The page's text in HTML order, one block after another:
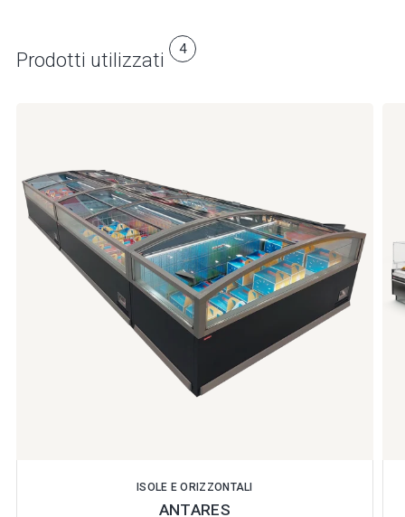
Prodotti utilizzati 4
ISOLE E ORIZZONTALI
ANTARES